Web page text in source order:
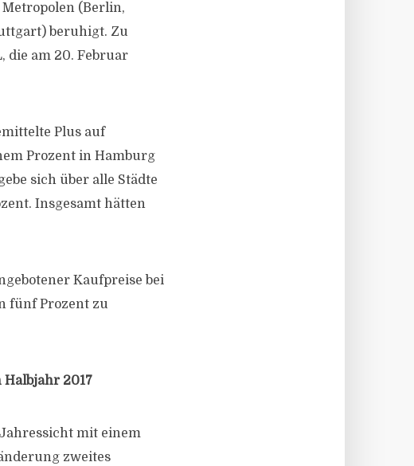
(Berlin,
beruhigt. Zu
die am 20. Februar
Plus auf
Prozent in Hamburg
sich über alle Städte
Insgesamt hätten
Kaufpreise bei
fünf Prozent zu
2017
mit einem
zweites